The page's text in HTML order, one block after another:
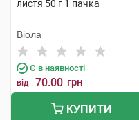
листя 50 г 1 пачка
Віола
Є в наявності
від 70.00 грн
КУПИТИ